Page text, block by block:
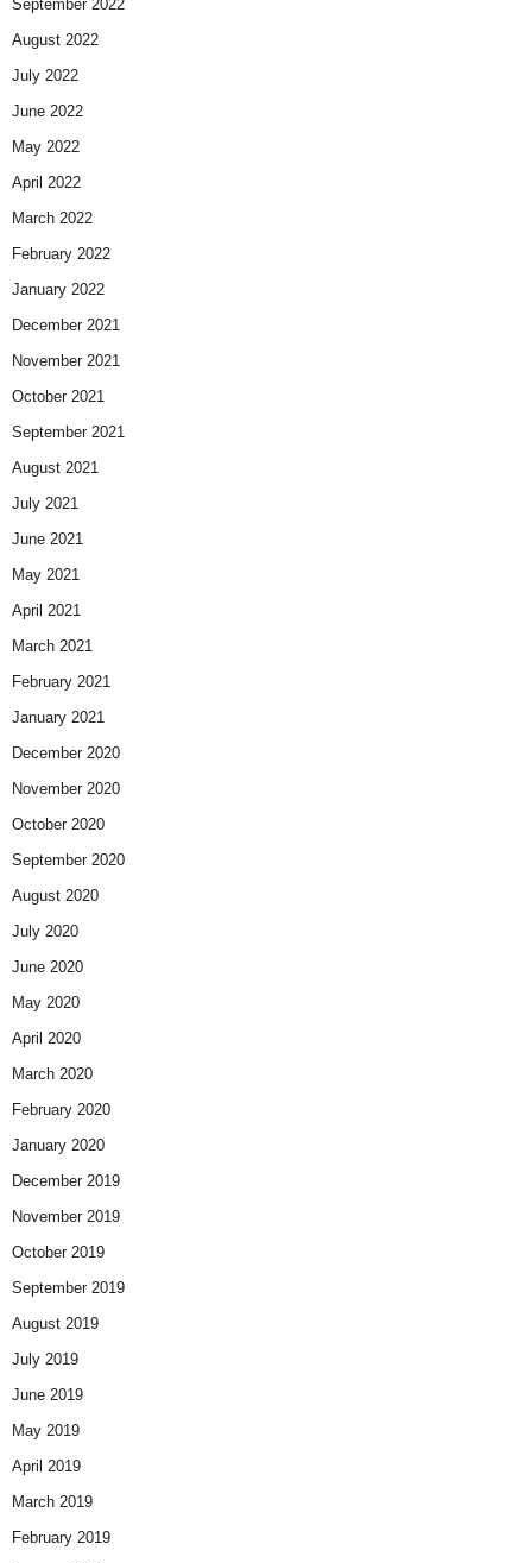
September 2022
August 2022
July 2022
June 2022
May 2022
April 2022
March 2022
February 2022
January 2022
December 2021
November 2021
October 2021
September 2021
August 2021
July 2021
June 2021
May 2021
April 2021
March 2021
February 2021
January 2021
December 2020
November 2020
October 2020
September 2020
August 2020
July 2020
June 2020
May 2020
April 2020
March 2020
February 2020
January 2020
December 2019
November 2019
October 2019
September 2019
August 2019
July 2019
June 2019
May 2019
April 2019
March 2019
February 2019